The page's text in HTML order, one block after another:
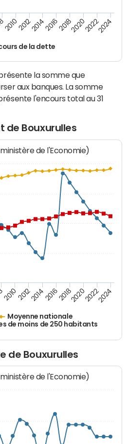
de la dette
20102012201420162018202020222024
la somme que
aux banques. La somme
l'encours total au 31
de Bouxurulles
de l'Economie)
Moyenne nationale
de moins de 250 habitants
20102012201420162018202020222024
de Bouxurulles
de l'Economie)